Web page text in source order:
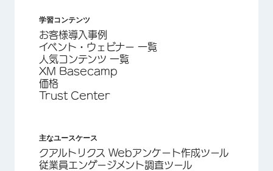
学習コンテンツ
お客様導入事例
イベント・ウェビナー 一覧
人気コンテンツ 一覧
XM Basecamp
価格
Trust Center
主なユースケース
クアルトリクス Webアンケート作成ツール
従業員エンゲージメント調査ツール